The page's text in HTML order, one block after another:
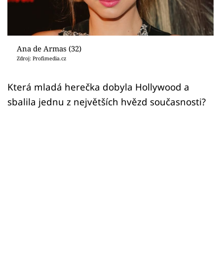
Sledujte prima+
Přihlášení
Sledujte nás
Ana de Armas (32)
Zdroj: Profimedia.cz
Která mladá herečka dobyla Hollywood a
sbalila jednu z největších hvězd současnosti?